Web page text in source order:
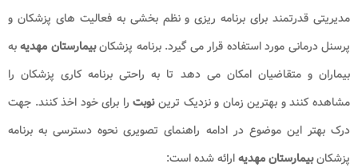
مدیریتی قدرتمند برای برنامه ریزی و نظم بخشی به فعالیت های پزشکان و
پرسنل درمانی مورد استفاده قرار می گیرد. برنامه پزشکانبیمارستان مهدیهبه
بیماران و متقاضیان امکان می دهد تا به راحتی برنامه کاری پزشکان را
مشاهده کنند و بهترین زمان و نزدیک تریننوبت را برای خود اخذ کنند. جهت
درک بهتر این موضوع در ادامه راهنمای تصویری نحوه دسترسی به برنامه
پزشکانبیمارستان مهدیهارائه شده است: